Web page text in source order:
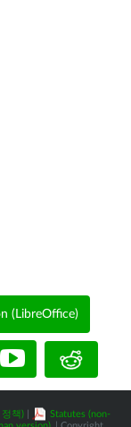
(LibreOffice)
정책)
Statutes (non-